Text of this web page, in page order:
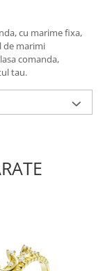
cu marime fixa,
de marimi
comanda,
tau.